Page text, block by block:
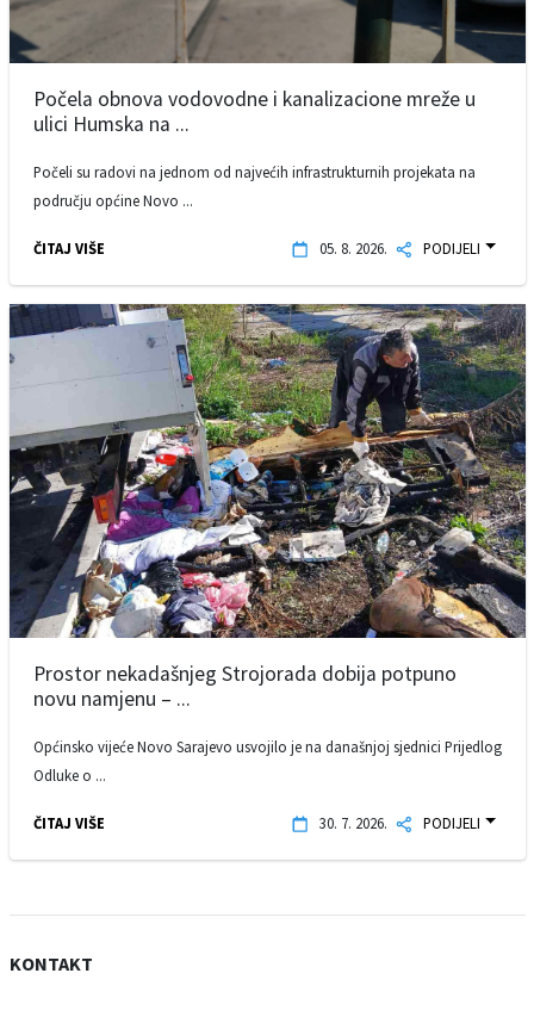
Počela obnova vodovodne i kanalizacione mreže u
ulici Humska na ...
Počeli su radovi na jednom od najvećih infrastrukturnih projekata na
području općine Novo ...
ČITAJ VIŠE 05. 8. 2026. PODIJELI
Prostor nekadašnjeg Strojorada dobija potpuno
novu namjenu – ...
Općinsko vijeće Novo Sarajevo usvojilo je na današnjoj sjednici Prijedlog
Odluke o ...
ČITAJ VIŠE 30. 7. 2026. PODIJELI
KONTAKT